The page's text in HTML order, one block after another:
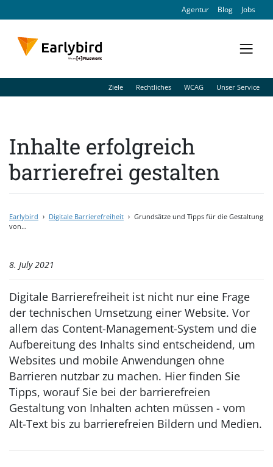
Agentur Blog Jobs
Ziele Rechtliches WCAG Unser Service
Inhalte erfolgreich
barrierefrei gestalten
Earlybird › Digitale Barrierefreiheit › Grundsätze und Tipps für die Gestaltung
von…
8. July 2021
Digitale Barrierefreiheit ist nicht nur eine Frage
der technischen Umsetzung einer Website. Vor
allem das Content-Management-System und die
Aufbereitung des Inhalts sind entscheidend, um
Websites und mobile Anwendungen ohne
Barrieren nutzbar zu machen. Hier finden Sie
Tipps, worauf Sie bei der barrierefreien
Gestaltung von Inhalten achten müssen - vom
Alt-Text bis zu barrierefreien Bildern und Medien.